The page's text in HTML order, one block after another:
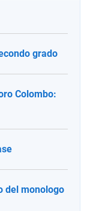
grado
Colombo:
del monologo